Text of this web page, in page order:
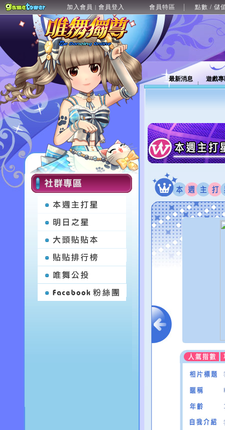
加入會員 | 會員登入 會員特區 點數 / 儲
最新消息 遊戲